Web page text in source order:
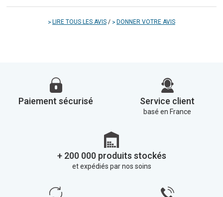
LIRE TOUS LES AVIS / DONNER VOTRE AVIS
Paiement sécurisé Service client
basé en France
+ 200 000 produits stockés
et expédiés par nos soins